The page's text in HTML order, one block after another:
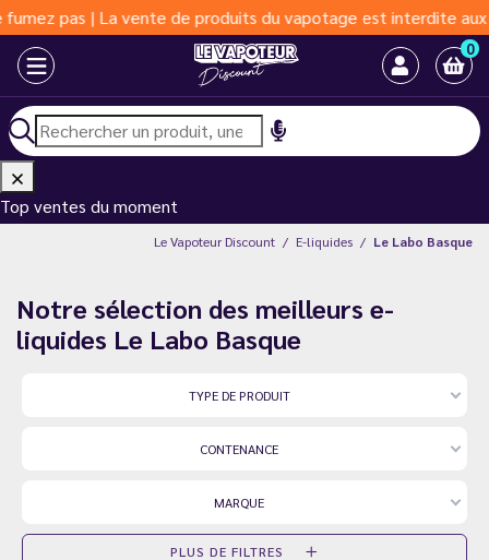
de produits du vapotage est interdite aux moins de 18 ans |
0
Top ventes du moment
Le Vapoteur Discount E-liquides Le Labo Basque
Notre sélection des meilleurs e-
liquides Le Labo Basque
TYPE DE PRODUIT
CONTENANCE
MARQUE
PLUS DE FILTRES